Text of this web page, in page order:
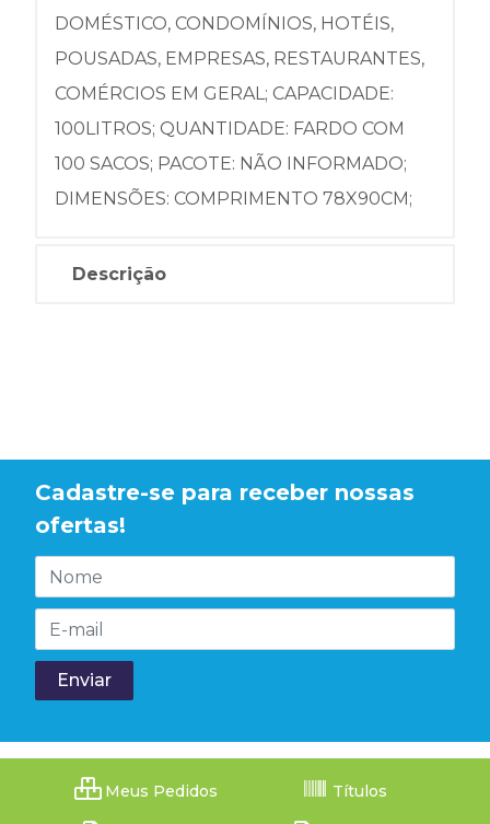
DOMÉSTICO, CONDOMÍNIOS, HOTÉIS,
POUSADAS, EMPRESAS, RESTAURANTES,
COMÉRCIOS EM GERAL; CAPACIDADE:
100LITROS; QUANTIDADE: FARDO COM
100 SACOS; PACOTE: NÃO INFORMADO;
DIMENSÕES: COMPRIMENTO 78X90CM;
Descrição
Cadastre-se para receber nossas
ofertas!
Meus Pedidos Títulos